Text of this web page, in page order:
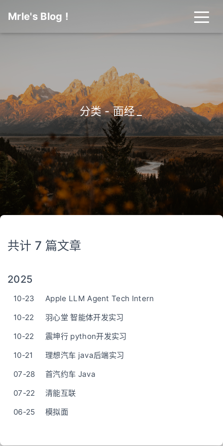
Mrle's Blog !
分类 - 面经_
共计 7 篇文章
2025
10-23
Apple LLM Agent Tech Intern
10-22
羽心堂 智能体开发实习
10-22
震坤行 python开发实习
10-21
理想汽车 java后端实习
07-28
首汽约车 Java
07-22
清能互联
06-25
模拟面